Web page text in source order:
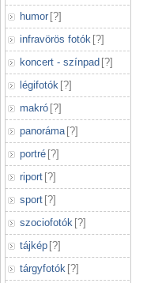
humor [?]
infravörös fotók [?]
koncert - színpad [?]
légifotók [?]
makró [?]
panoráma [?]
portré [?]
riport [?]
sport [?]
szociofotók [?]
tájkép [?]
tárgyfotók [?]